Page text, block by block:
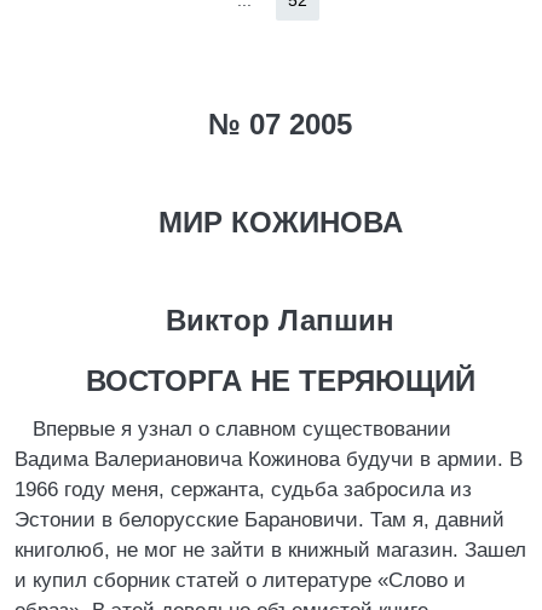
№ 07 2005
МИР КОЖИНОВА
Виктор Лапшин
ВОСТОРГА НЕ ТЕРЯЮЩИЙ
Впервые я узнал о славном существовании
Вадима Валериановича Кожинова будучи в армии. В
1966 году меня, сержанта, судьба забросила из
Эстонии в белорусские Барановичи. Там я, давний
книголюб, не мог не зайти в книжный магазин. Зашел
и купил сборник статей о литературе «Слово и